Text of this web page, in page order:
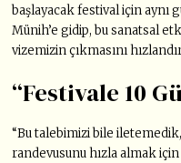
başlayacak festival için aynı
Münih’e gidip, bu sanatsal
vizemizin çıkmasını
“Festivale 10
“Bu talebimizi bile
randevusunu hızla almak